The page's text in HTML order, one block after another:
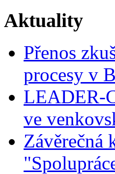
Aktuality
Přenos
procesy v
LEADER-
ve
Závěrečná